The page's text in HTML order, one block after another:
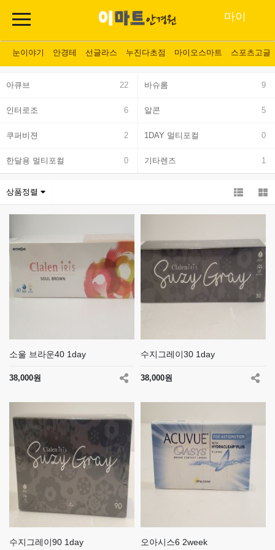
마이
페이
눈이야기 안경테 선글라스 누진다초점 마이오스마트 스포츠고글
아큐브 22 바슈롬 9
인터로조 6 알콘 5
쿠퍼비젼 2 1DAY 멀티포컬 0
한달용 멀티포컬 0 기타렌즈 1
상품정렬
소울 브라운40 1day
38,000원
수지그레이30 1day
38,000원
수지그레이90 1day 오아시스6 2week